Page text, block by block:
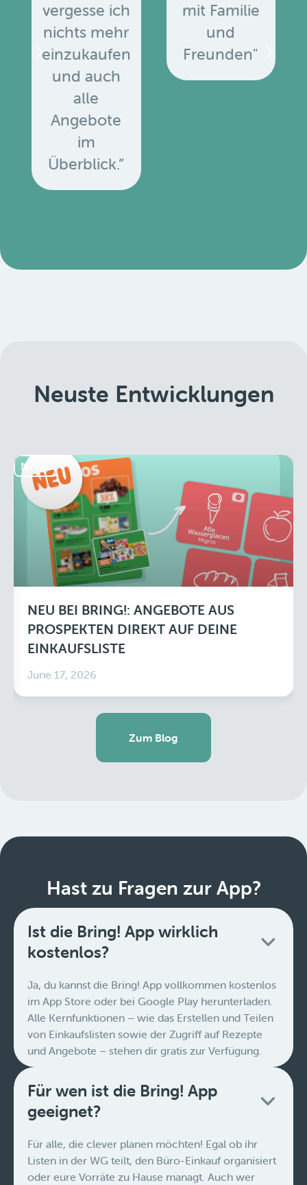
vergesse ich
nichts mehr
einzukaufen
und auch
alle
Angebote
im
Überblick.”
mit Familie
und
Freunden"
Neuste Entwicklungen
News
NEU BEI BRING!: ANGEBOTE AUS
PROSPEKTEN DIREKT AUF DEINE
EINKAUFSLISTE
June 17, 2026
Zum Blog
Hast zu Fragen zur App?
Ist die Bring! App wirklich
kostenlos?
Ja, du kannst die Bring! App vollkommen kostenlos
im App Store oder bei Google Play herunterladen.
Alle Kernfunktionen – wie das Erstellen und Teilen
von Einkaufslisten sowie der Zugriff auf Rezepte
und Angebote – stehen dir gratis zur Verfügung.
Für wen ist die Bring! App
geeignet?
Für alle, die clever planen möchten! Egal ob ihr
Listen in der WG teilt, den Büro-Einkauf organisiert
oder eure Vorräte zu Hause managt. Auch wer